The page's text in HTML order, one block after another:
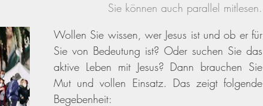
Sie können auch parallel mitlesen.
Wollen Sie wissen, wer Jesus ist und ob er für
Sie von Bedeutung ist? Oder suchen Sie das
aktive Leben mit Jesus? Dann brauchen Sie
Mut und vollen Einsatz. Das zeigt folgende
Begebenheit: